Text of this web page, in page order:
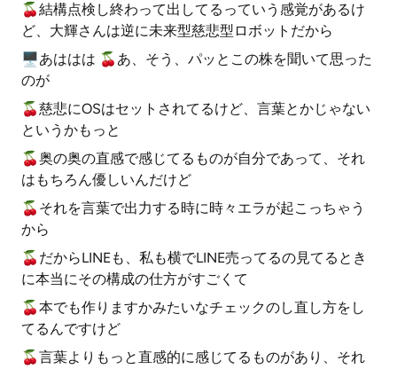
🍒結構点検し終わって出してるっていう感覚があるけ
ど、大輝さんは逆に未来型慈悲型ロボットだから
🖥あははは 🍒あ、そう、パッとこの株を聞いて思った
のが
🍒慈悲にOSはセットされてるけど、言葉とかじゃない
というかもっと
🍒奥の奥の直感で感じてるものが自分であって、それ
はもちろん優しいんだけど
🍒それを言葉で出力する時に時々エラが起こっちゃう
から
🍒だからLINEも、私も横でLINE売ってるの見てるとき
に本当にその構成の仕方がすごくて
🍒本でも作りますかみたいなチェックのし直し方をし
てるんですけど
🍒言葉よりもっと直感的に感じてるものがあり、それ